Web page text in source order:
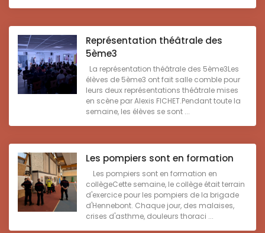
Représentation théâtrale des
5ème3
La représentation théâtrale des 5ème3Les
élèves de 5ème3 ont fait salle comble pour
leurs deux représentations théâtrale mises
en scène par Alexis FICHET.Pendant toute la
semaine, les élèves se sont ...
Les pompiers sont en formation
Les pompiers sont en formation en
collègeCette semaine, le collège était terrain
d'exercice pour les pompiers de la brigade
d'Hennebont. Chaque jour, des malaises,
crises d'asthme, douleurs thoraci ...